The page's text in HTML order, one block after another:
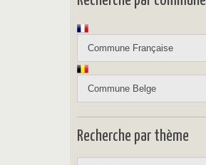
Recherche par thème